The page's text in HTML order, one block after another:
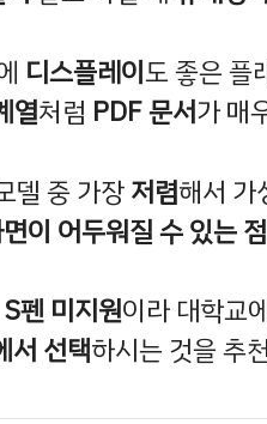
디스플레이도 좋은
열처럼 PDF 문서가 매
델 중 가장저렴해서 가
이 어두워질 수 있는 점
S펜 미지원이라 대학교
서 선택하시는 것을 추